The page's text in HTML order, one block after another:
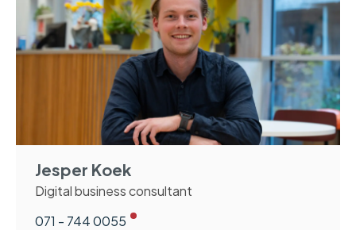
Jesper Koek
Digital business consultant
071 - 744 0055